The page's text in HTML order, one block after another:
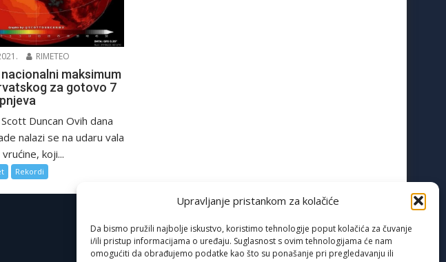
Upravljanje pristankom za kolačiće
Da bismo pružili najbolje iskustvo, koristimo tehnologije poput kolačića za čuvanje
i/ili pristup informacijama o uređaju. Suglasnost s ovim tehnologijama će nam
omogućiti da obrađujemo podatke kao što su ponašanje pri pregledavanju ili
RIMETEO
maksimum
za gotovo 7
Duncan Ovih dana
nalazi se na udaru vala
koji...
Rekordi